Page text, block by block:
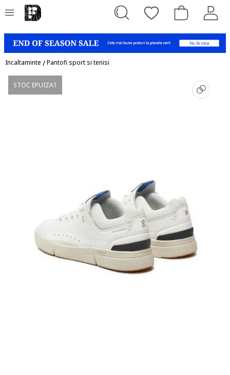
Incaltaminte /Pantofi sport si tenisi
STOC EPUIZAT